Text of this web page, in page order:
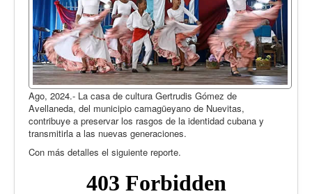
Inglés
Desempolvando la historia
Ago, 2024.- La casa de cultura Gertrudis Gómez de
Avellaneda, del municipio camagüeyano de Nuevitas,
contribuye a preservar los rasgos de la identidad cubana y
transmitirla a las nuevas generaciones.
Con más detalles el siguiente reporte.